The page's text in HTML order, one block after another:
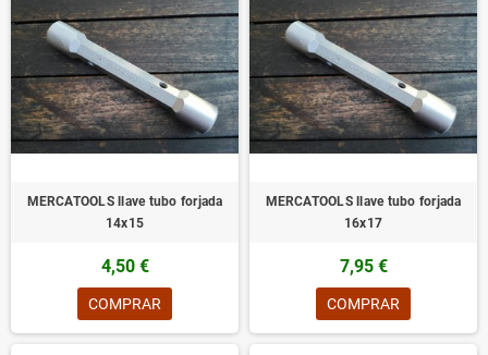
MERCATOOLS llave tubo forjada
14x15
4,50 €
COMPRAR
MERCATOOLS llave tubo forjada
16x17
7,95 €
COMPRAR